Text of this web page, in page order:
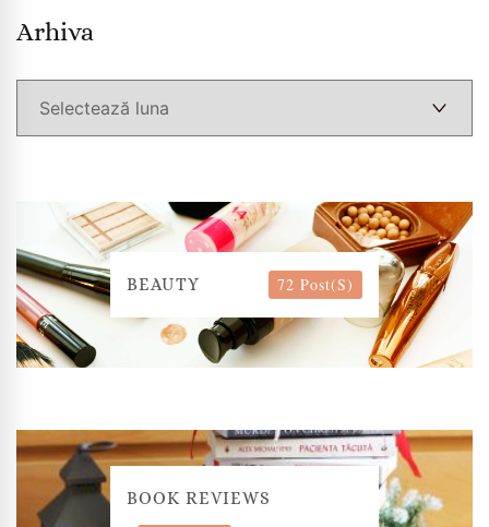
Arhiva
BEAUTY 72 Post(s)
BOOK REVIEWS